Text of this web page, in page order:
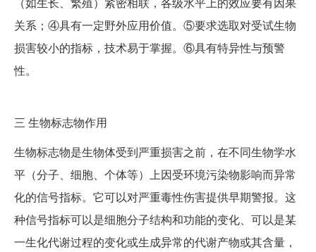
关系；④具有一定野外应用价值。⑤要求选取对受试生物
损害较小的指标，技术易于掌握。⑥具有特异性与预警
性。
三 生物标志物作用
生物标志物是生物体受到严重损害之前，在不同生物学水
平（分子、细胞、个体等）上因受环境污染物影响而异常
化的信号指标。它可以对严重毒性伤害提供早期警报。这
种信号指标可以是细胞分子结构和功能的变化、可以是某
一生化代谢过程的变化或生成异常的代谢产物或其含量，